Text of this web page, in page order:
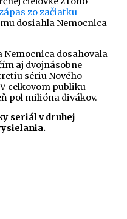
zo začiatku
dosiahla Nemocnica
Nemocnica dosahovala
aj dvojnásobne
sériu Nového
celkovom publiku
pol milióna divákov.
seriál v druhej